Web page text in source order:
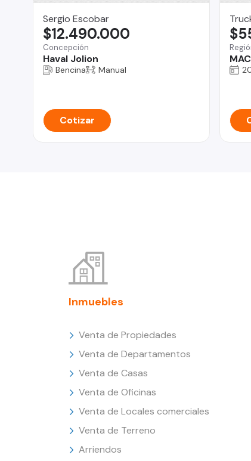
Sergio Escobar
Concepción
Haval Jolion
$12.490.000
Bencina Manual
Cotizar
Inmuebles
Venta de Propiedades
Venta de Departamentos
Venta de Casas
Venta de Oficinas
Venta de Locales comerciales
Venta de Terreno
Arriendos